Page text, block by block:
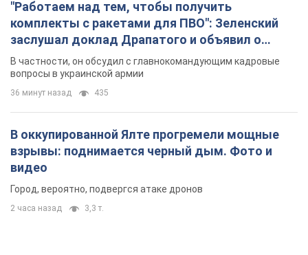
"Работаем над тем, чтобы получить
комплекты с ракетами для ПВО": Зеленский
заслушал доклад Драпатого и объявил о
новых мерах
В частности, он обсудил с главнокомандующим кадровые
вопросы в украинской армии
36 минут назад 435
В оккупированной Ялте прогремели мощные
взрывы: поднимается черный дым. Фото и
видео
Город, вероятно, подвергся атаке дронов
2 часа назад 3,3 т.